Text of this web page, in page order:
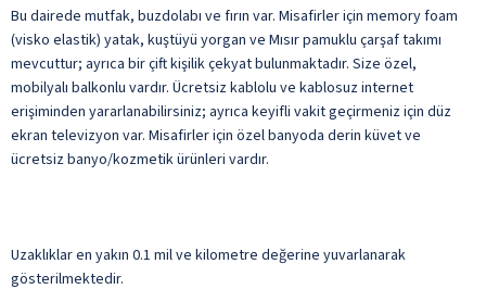
Bu dairede mutfak, buzdolabı ve fırın var. Misafirler için memory foam
(visko elastik) yatak, kuştüyü yorgan ve Mısır pamuklu çarşaf takımı
mevcuttur; ayrıca bir çift kişilik çekyat bulunmaktadır. Size özel,
mobilyalı balkonlu vardır. Ücretsiz kablolu ve kablosuz internet
erişiminden yararlanabilirsiniz; ayrıca keyifli vakit geçirmeniz için düz
ekran televizyon var. Misafirler için özel banyoda derin küvet ve
ücretsiz banyo/kozmetik ürünleri vardır.
Uzaklıklar en yakın 0.1 mil ve kilometre değerine yuvarlanarak
gösterilmektedir.